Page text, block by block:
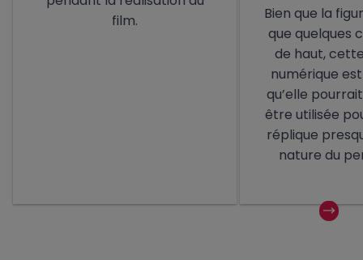
film.
Bien que la
que quelques
de haut,
numérique
qu’elle
être utilisée
réplique
nature du